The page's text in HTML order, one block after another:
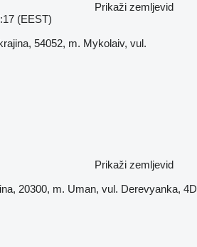
Prikaži zemljevid
(EEST)
54052, m. Mykolaiv, vul.
Prikaži zemljevid
20300, m. Uman, vul. Derevyanka, 4D